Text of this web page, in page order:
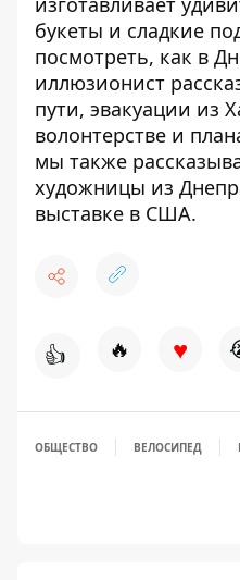
букеты и сладкие
посмотреть, как в
иллюзионист
пути, эвакуации из
волонтерстве и
мы также
художницы из
выставке в США.
👍 🔥 ♥
ОБЩЕСТВО ВЕЛОСИПЕД